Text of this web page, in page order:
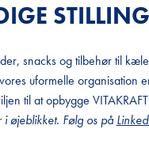
snacks og tilbehør til
uformelle organisation
til at opbygge
øjeblikket. Følg os på